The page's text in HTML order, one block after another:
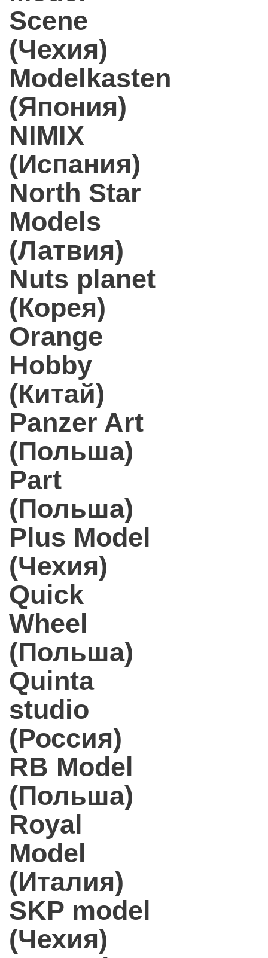
Scene
(Чехия)
Modelkasten
(Япония)
NIMIX
(Испания)
North Star
Models
(Латвия)
Nuts planet
(Корея)
Orange
Hobby
(Китай)
Panzer Art
(Польша)
Part
(Польша)
Plus Model
(Чехия)
Quick
Wheel
(Польша)
Quinta
studio
(Россия)
RB Model
(Польша)
Royal
Model
(Италия)
SKP model
(Чехия)